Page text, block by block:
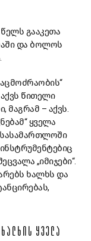
გააკეთა
და ბოლოს
წითელი
მაგრამ – აქვს.
ყველა
სასამართლოში
„იმიჯები“.
ხალხს და
ᲧᲕᲔᲚᲐ